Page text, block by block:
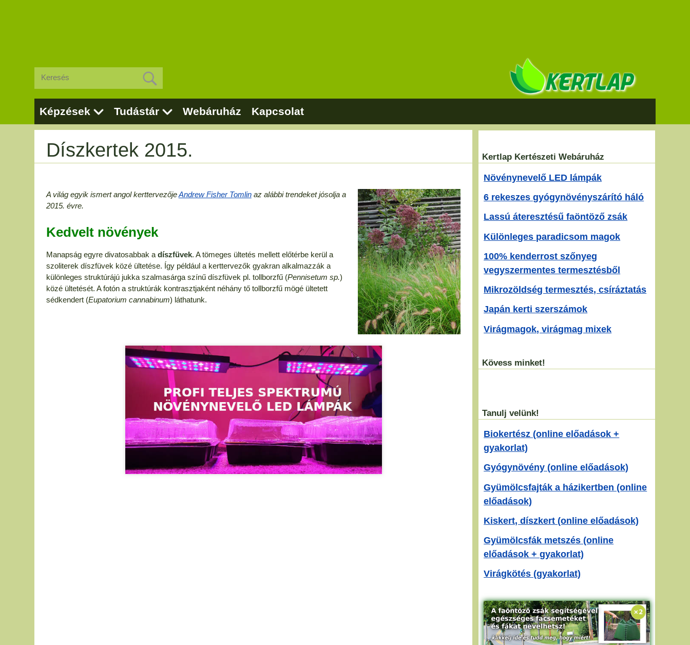
Képzések Tudástár Webáruház Kapcsolat
Díszkertek 2015.
A világ egyik ismert angol kerttervezőjeAndrew Fisher Tomlinaz alábbi trendeket jósolja a
2015. évre.
Kedvelt növények
Manapság egyre divatosabbak a díszfüvek. A tömeges ültetés mellett előtérbe kerül a
szoliterek díszfüvek közé ültetése. Így például a kerttervezők gyakran alkalmazzák a
különleges struktúrájú jukka szalmasárga színű díszfüvek pl. tollborzfű (Pennisetum sp.)
közé ültetését. A fotón a struktúrák kontrasztjaként néhány tő tollborzfű mögé ültetett
sédkendert (Eupatorium cannabinum) láthatunk.
Kertlap Kertészeti Webáruház
Növénynevelő LED lámpák
6 rekeszes gyógynövényszárító háló
Lassú áteresztésű faöntöző zsák
Különleges paradicsom magok
100% kenderrost szőnyeg
vegyszermentes termesztésből
Mikrozöldség termesztés, csíráztatás
Japán kerti szerszámok
Virágmagok, virágmag mixek
Kövess minket!
Tanulj velünk!
Biokertész (online előadások +
gyakorlat)
Gyógynövény (online előadások)
Gyümölcsfajták a házikertben (online
előadások)
Kiskert, díszkert (online előadások)
Gyümölcsfák metszés (online
előadások + gyakorlat)
Virágkötés (gyakorlat)